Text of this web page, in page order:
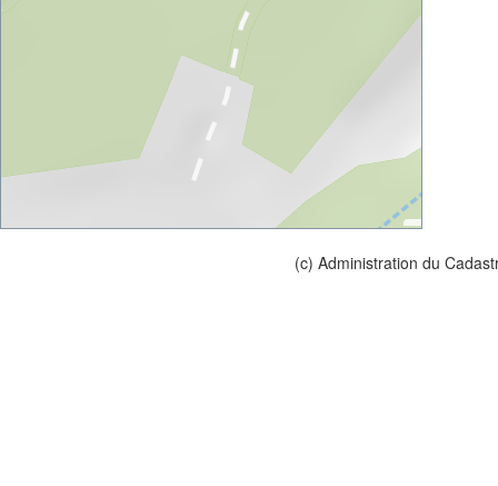
(c) Administration du